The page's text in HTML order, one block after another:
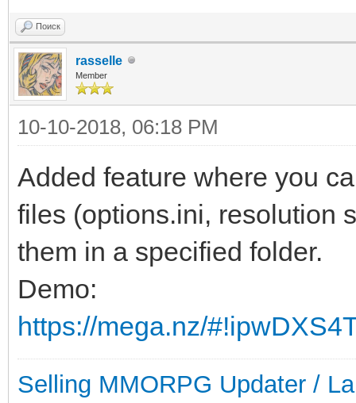
Поиск
rasselle
Member
10-10-2018, 06:18 PM
Added feature where you
files (options.ini, resolution
them in a specified folder.
Demo:
https://mega.nz/
Selling MMORPG Updater /